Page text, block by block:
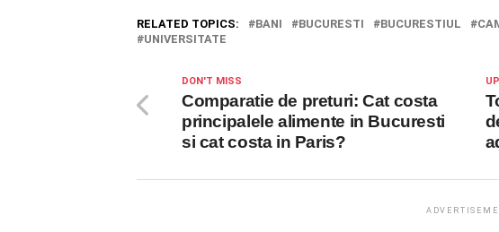
RELATED TOPICS: BANI BUCURESTI BUCURESTIUL
UNIVERSITATE
DON'T MISS
Comparatie de preturi: Cat costa
principalele alimente in Bucuresti
si cat costa in Paris?